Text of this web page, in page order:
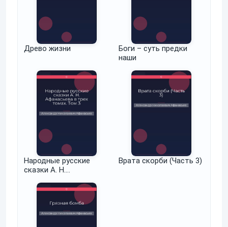
Древо жизни
Боги – суть предки
наши
Народные русские
сказки А. Н.
томах. Том 3
Врата скорби (Часть 3)